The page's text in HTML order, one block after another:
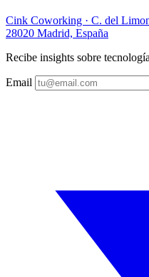
Cink Coworking · C. del
28020 Madrid, España
Recibe insights sobre
Email